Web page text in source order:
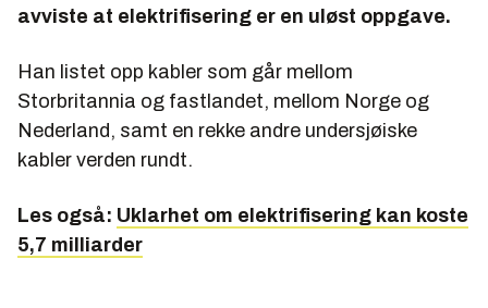
avviste at elektrifisering er en uløst oppgave.
Han listet opp kabler som går mellom
Storbritannia og fastlandet, mellom Norge og
Nederland, samt en rekke andre undersjøiske
kabler verden rundt.
Les også: Uklarhet om elektrifisering kan koste
5,7 milliarder